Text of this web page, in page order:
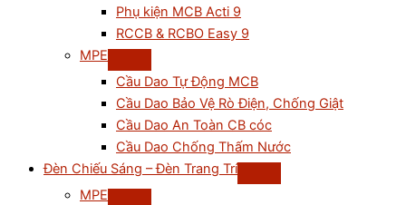
Phụ kiện MCB Acti 9
RCCB & RCBO Easy 9
MPE
Cầu Dao Tự Động MCB
Cầu Dao Bảo Vệ Rò Điện, Chống Giật
Cầu Dao An Toàn CB cóc
Cầu Dao Chống Thấm Nước
Đèn Chiếu Sáng – Đèn Trang Trí
MPE